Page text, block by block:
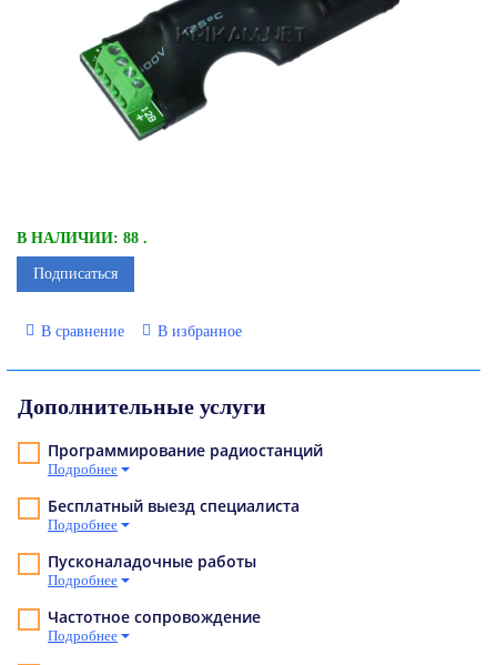
В НАЛИЧИИ: 88 .
Подписаться
В сравнение В избранное
Дополнительные услуги
Программирование радиостанций
Подробнее
Бесплатный выезд специалиста
Подробнее
Пусконаладочные работы
Подробнее
Частотное сопровождение
Подробнее